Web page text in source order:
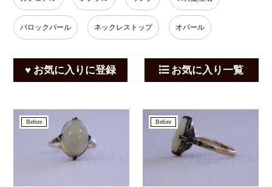
バロックパール ネックレストップ オパール
♥ お気に入りに登録 お気に入り一覧
before before